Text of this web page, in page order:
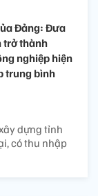
Đảng: Đưa
trở thành
nghiệp hiện
trung bình
dựng tỉnh
có thu nhập